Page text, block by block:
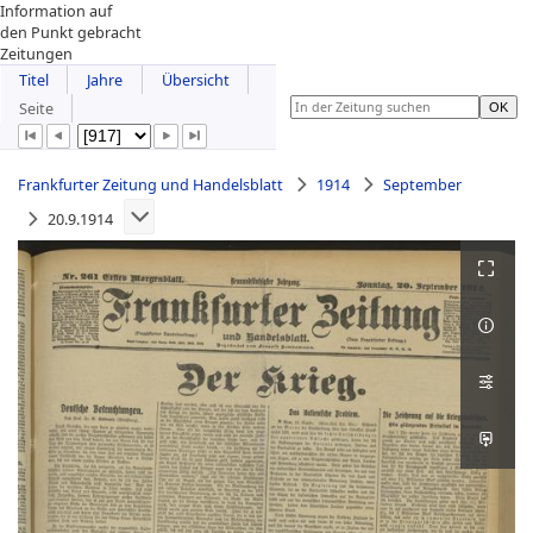
Information auf
den Punkt gebracht
Zeitungen
Titel
Jahre
Übersicht
Seite
Frankfurter Zeitung und Handelsblatt 1914
September
20.9.1914